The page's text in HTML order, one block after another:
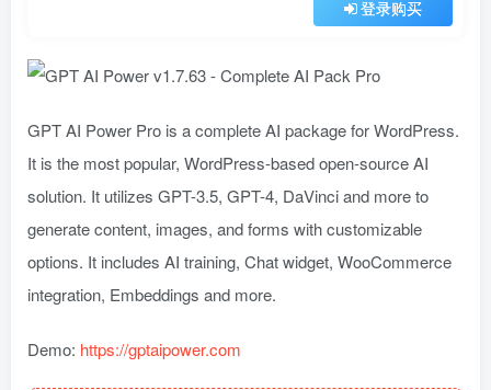
登录购买
GPT AI Power Pro is a complete AI package for WordPress.
It is the most popular, WordPress-based open-source AI
solution. It utilizes GPT-3.5, GPT-4, DaVinci and more to
generate content, images, and forms with customizable
options. It includes AI training, Chat widget, WooCommerce
integration, Embeddings and more.
Demo: https://gptaipower.com